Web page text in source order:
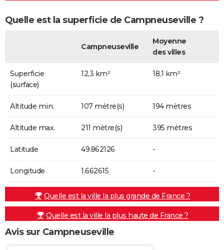
Quelle est la superficie de Campneuseville ?
Campneuseville
Moyenne
des villes
Superficie
(surface)
12,3 km² 18,1 km²
Altitude min. 107 mètre(s) 194 mètres
Altitude max. 211 mètre(s) 395 mètres
Latitude 49.862126 -
Longitude 1.662615 -
Quelle est la ville la plus grande de France ?
Quelle est la ville la plus haute de France ?
Avis sur Campneuseville